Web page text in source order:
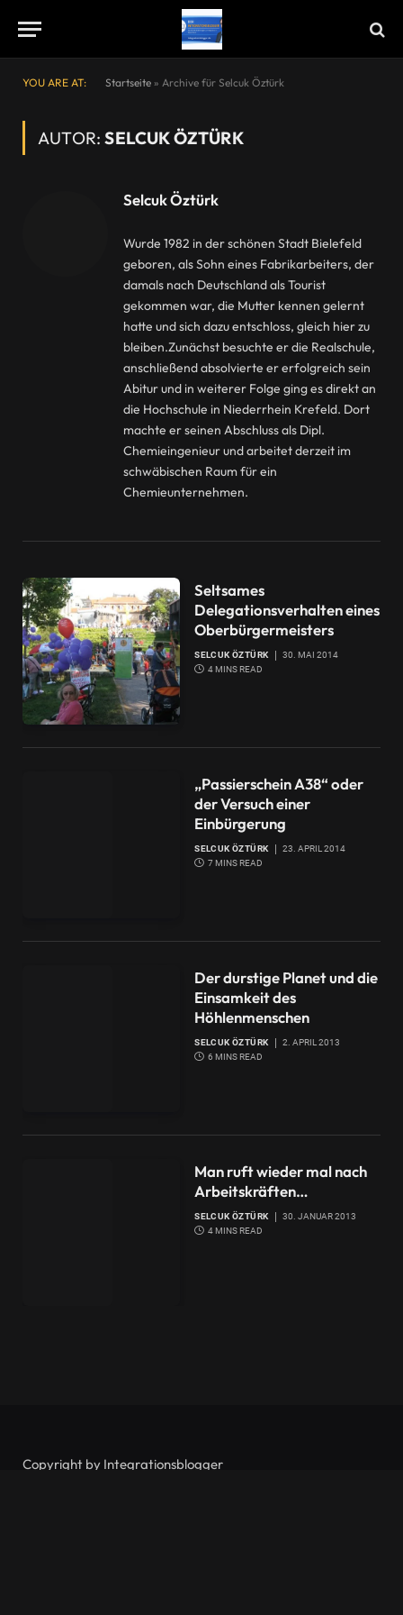
YOU ARE AT: Startseite » Archive für Selcuk Öztürk
AUTOR:SELCUK ÖZTÜRK
Selcuk Öztürk
Wurde 1982 in der schönen Stadt Bielefeld
geboren, als Sohn eines Fabrikarbeiters, der
damals nach Deutschland als Tourist
gekommen war, die Mutter kennen gelernt
hatte und sich dazu entschloss, gleich hier zu
bleiben.Zunächst besuchte er die Realschule,
anschließend absolvierte er erfolgreich sein
Abitur und in weiterer Folge ging es direkt an
die Hochschule in Niederrhein Krefeld. Dort
machte er seinen Abschluss als Dipl.
Chemieingenieur und arbeitet derzeit im
schwäbischen Raum für ein
Chemieunternehmen.
Seltsames
Delegationsverhalten eines
Oberbürgermeisters
SELCUK ÖZTÜRK
30. MAI 2014
4 MINS READ
„Passierschein A38“ oder
der Versuch einer
Einbürgerung
SELCUK ÖZTÜRK
23. APRIL 2014
7 MINS READ
Der durstige Planet und die
Einsamkeit des
Höhlenmenschen
SELCUK ÖZTÜRK
2. APRIL 2013
6 MINS READ
Man ruft wieder mal nach
Arbeitskräften…
SELCUK ÖZTÜRK
30. JANUAR 2013
4 MINS READ
Copyright by Integrationsblogger